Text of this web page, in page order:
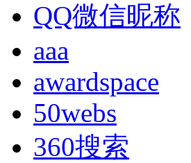
QQ微信昵称
aaa
awardspace
50webs
360搜索